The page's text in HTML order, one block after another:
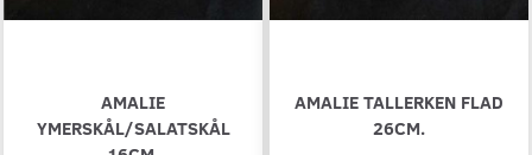
AMALIE
YMERSKÅL/SALATSKÅL
AMALIE TALLERKEN FLAD
26CM.